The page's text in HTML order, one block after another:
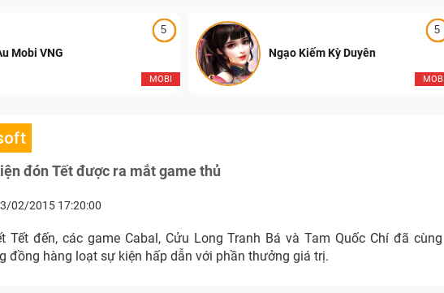
5
MOBI
Mobi VNG
5
MOBI
Ngạo Kiếm Kỳ Duyên
đón Tết được ra mắt game thủ
02/2015 17:20:00
Tết đến, các game Cabal, Cửu Long Tranh Bá và Tam Quốc Chí đã cùng
đồng hàng loạt sự kiện hấp dẫn với phần thưởng giá trị.